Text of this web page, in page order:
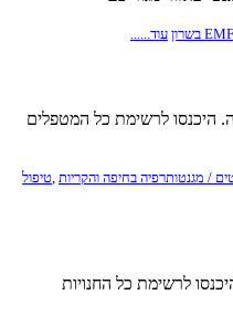
עוד......
היכנסו לרשימת כל המטפלים
/ מגנטותרפיה בחיפה והקריות ,טיפול
לרשימת כל החנויות